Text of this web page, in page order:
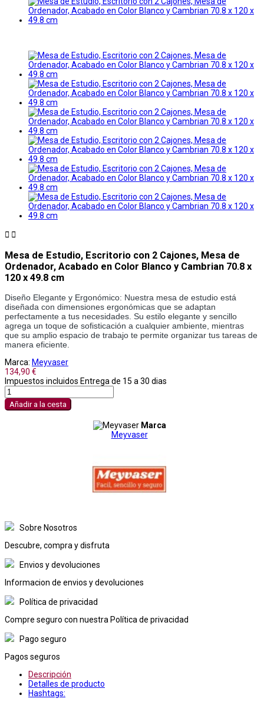
 
Mesa de Estudio, Escritorio con 2 Cajones, Mesa de
Ordenador, Acabado en Color Blanco y Cambrian 70.8 x
120 x 49.8 cm
Diseño Elegante y Ergonómico: Nuestra mesa de estudio está
diseñada con dimensiones ergonómicas que se adaptan
perfectamente a tus necesidades. Su estilo elegante y sencillo
agrega un toque de sofisticación a cualquier ambiente, mientras
que su amplio espacio de trabajo te permite organizar tus tareas de
manera eficiente.
Marca: Meyvaser
134,90 €
Impuestos incluidos Entrega de 15 a 30 dias
Añadir a la cesta
Marca
Meyvaser
Sobre Nosotros
Descubre, compra y disfruta
Envios y devoluciones
Informacion de envios y devoluciones
Política de privacidad
Compre seguro con nuestra Política de privacidad
Pago seguro
Pagos seguros
Descripción
Detalles de producto
Hashtags: